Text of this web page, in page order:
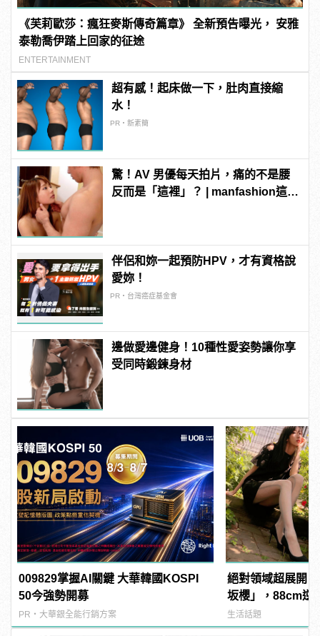
《芙莉歐莎：瘋狂麥斯傳奇篇章》 全新預告曝光， 安雅
泰勒喬伊踏上回家的征途
ENTERTAINMENT
超有感！起床做一下，肚肉直接縮
水！
PR・新素簡
驚！AV 男優每天拍片，痛的不是腰
反而是「這裡」？ | manfashion這樣
伴侶和妳一起預防HPV，才有資格說
愛妳！
PR・台灣癌症基金會
邊做愛邊健身！10種性愛姿勢讓你享
受同時鍛鍊身材
009829掌握AI關鍵 大華韓國KOSPI
50今強勢開募
PR・大華銀全能行銷方案
絕對領域超展開
坂櫻」，88cm逆
她腿下啊！ |
生活話題